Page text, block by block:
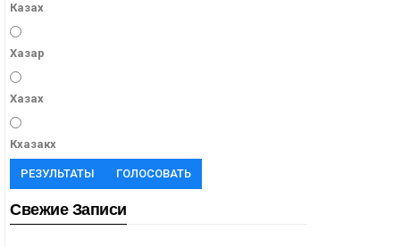
Казах
Хазар
Хазах
Кхазакх
РЕЗУЛЬТАТЫ ГОЛОСОВАТЬ
Свежие Записи